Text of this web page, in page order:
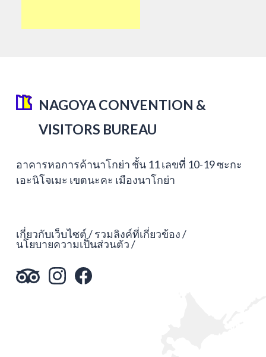
NAGOYA CONVENTION &
VISITORS BUREAU
อาคารหอการค้านาโกย่า ชั้น 11 เลขที่ 10-19 ซะกะ
เอะนิโจเมะ เขตนะคะ เมืองนาโกย่า
เกี่ยวกับเว็บไซต์ รวมลิงค์ที่เกี่ยวข้อง
นโยบายความเป็นส่วนตัว